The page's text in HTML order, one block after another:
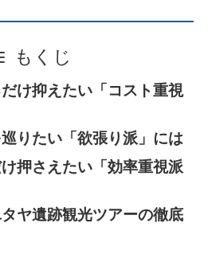
もくじ
け抑えたい「コスト重視
りたい「欲張り派」には
押さえたい「効率重視派
ヤ遺跡観光ツアーの徹底